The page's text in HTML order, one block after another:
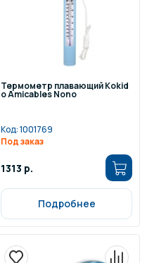
Термометр плавающий Kokid
o Amicables Nono
Код:1001769
Под заказ
1313 р.
Подробнее